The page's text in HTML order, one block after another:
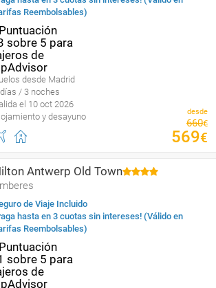
Reembolsables)
desde Madrid
/ 3 noches
el 10 oct 2026
y desayuno
desde
660€
569€
Antwerp Old Town
de Viaje Incluido
hasta en 3 cuotas sin intereses! (Válido en
Reembolsables)